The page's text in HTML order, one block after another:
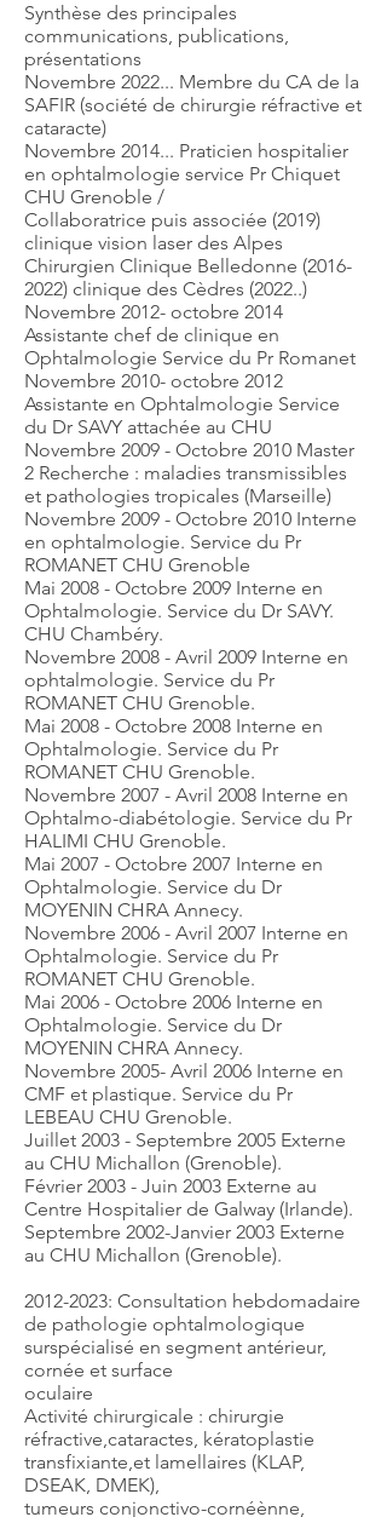
Synthèse des principales
communications, publications,
présentations
Novembre 2022... Membre du CA de la
SAFIR (société de chirurgie réfractive et
cataracte)
Novembre 2014... Praticien hospitalier
en ophtalmologie service Pr Chiquet
CHU Grenoble /
Collaboratrice puis associée (2019)
clinique vision laser des Alpes
Chirurgien Clinique Belledonne (2016-
2022) clinique des Cèdres (2022..)
Novembre 2012- octobre 2014
Assistante chef de clinique en
Ophtalmologie Service du Pr Romanet
Novembre 2010- octobre 2012
Assistante en Ophtalmologie Service
du Dr SAVY attachée au CHU
Novembre 2009 - Octobre 2010 Master
2 Recherche : maladies transmissibles
et pathologies tropicales (Marseille)
Novembre 2009 - Octobre 2010 Interne
en ophtalmologie. Service du Pr
ROMANET CHU Grenoble
Mai 2008 - Octobre 2009 Interne en
Ophtalmologie. Service du Dr SAVY.
CHU Chambéry.
Novembre 2008 - Avril 2009 Interne en
ophtalmologie. Service du Pr
ROMANET CHU Grenoble.
Mai 2008 - Octobre 2008 Interne en
Ophtalmologie. Service du Pr
ROMANET CHU Grenoble.
Novembre 2007 - Avril 2008 Interne en
Ophtalmo-diabétologie. Service du Pr
HALIMI CHU Grenoble.
Mai 2007 - Octobre 2007 Interne en
Ophtalmologie. Service du Dr
MOYENIN CHRA Annecy.
Novembre 2006 - Avril 2007 Interne en
Ophtalmologie. Service du Pr
ROMANET CHU Grenoble.
Mai 2006 - Octobre 2006 Interne en
Ophtalmologie. Service du Dr
MOYENIN CHRA Annecy.
Novembre 2005- Avril 2006 Interne en
CMF et plastique. Service du Pr
LEBEAU CHU Grenoble.
Juillet 2003 - Septembre 2005 Externe
au CHU Michallon (Grenoble).
Février 2003 - Juin 2003 Externe au
Centre Hospitalier de Galway (Irlande).
Septembre 2002-Janvier 2003 Externe
au CHU Michallon (Grenoble).
2012-2023: Consultation hebdomadaire
de pathologie ophtalmologique
surspécialisé en segment antérieur,
cornée et surface
oculaire
Activité chirurgicale : chirurgie
réfractive,cataractes, kératoplastie
transfixiante,et lamellaires (KLAP,
DSEAK, DMEK),
tumeurs conjonctivo-cornéènne,